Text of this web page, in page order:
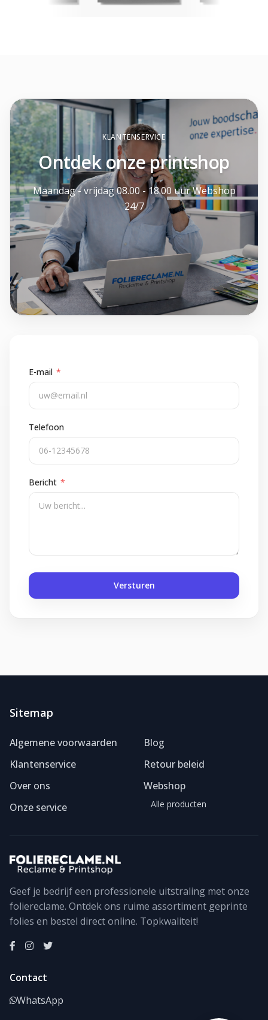
KLANTENSERVICE
Ontdek onze printshop
Maandag - vrijdag 08.00 - 18.00 uur Webshop
24/7
E-mail *
Telefoon
Bericht *
Versturen
Sitemap
Algemene voorwaarden
Klantenservice
Over ons
Onze service
Blog
Retour beleid
Webshop
Alle producten
Geef je bedrijf een professionele uitstraling met onze
foliereclame. Ontdek ons ruime assortiment geprinte
folies en bestel direct online. Topkwaliteit!
Contact
WhatsApp
Foliereclame
Meestal binnen een dag